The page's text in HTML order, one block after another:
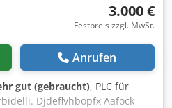
3.000 €
Festpreis zzgl. MwSt.
Anrufen
gut (gebraucht), PLC für
Djdeflvhbopfx Aafock